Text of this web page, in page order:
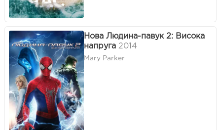
Нова Людина-павук 2: Висока
напруга 2014
Mary Parker